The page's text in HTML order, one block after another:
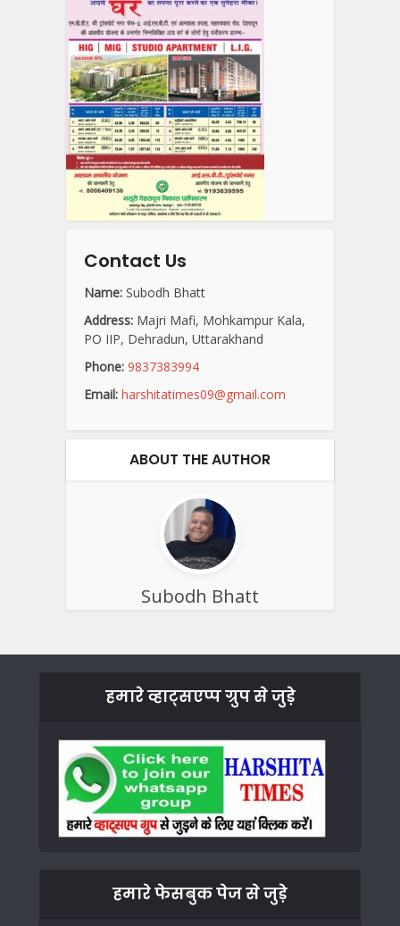
Contact Us
Name: Subodh Bhatt
Address: Majri Mafi, Mohkampur Kala,
PO IIP, Dehradun, Uttarakhand
Phone: 9837383994
Email: harshitatimes09@gmail.com
ABOUT THE AUTHOR
Subodh Bhatt
हमारे व्हाट्सएप्प ग्रुप से जुड़े
हमारे फेसबुक पेज से जुड़े